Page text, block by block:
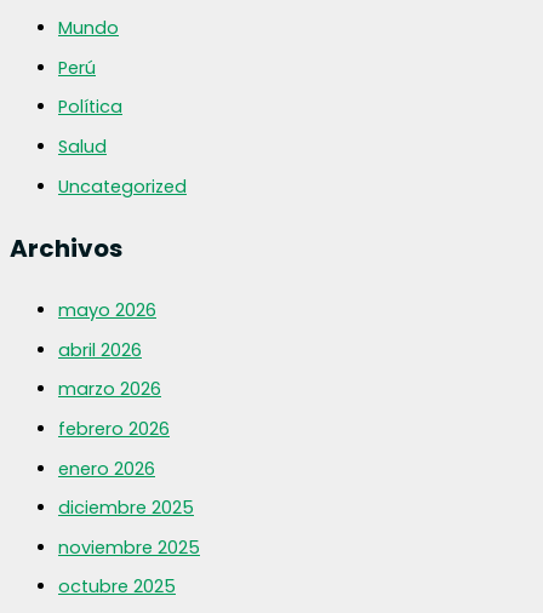
Mundo
Perú
Política
Salud
Uncategorized
Archivos
mayo 2026
abril 2026
marzo 2026
febrero 2026
enero 2026
diciembre 2025
noviembre 2025
octubre 2025